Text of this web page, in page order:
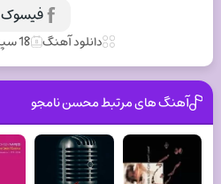
فیسوک
دانلود آهنگ 18 سپتامبر 2023
آهنگ های مرتبط محسن نامجو